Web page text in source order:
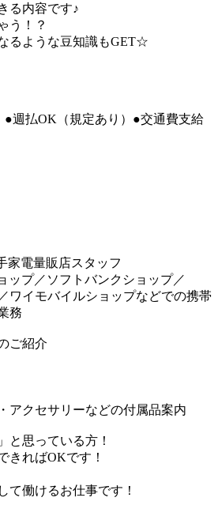
る内容です♪
う！？
るような豆知識もGET☆
週払OK（規定あり）●交通費支給
家電量販店スタッフ
ップ／ソフトバンクショップ／
ワイモバイルショップなどでの携帯
務
ご紹介
アクセサリーなどの付属品案内
と思っている方！
きればOKです！
て働けるお仕事です！